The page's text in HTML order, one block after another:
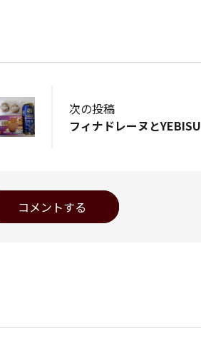
次の投稿
フィナドレーヌとYEBISU
コメントする